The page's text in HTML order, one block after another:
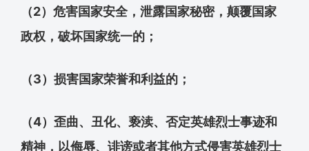
（2）危害国家安全，泄露国家秘密，颠覆国家
政权，破坏国家统一的；
（3）损害国家荣誉和利益的；
（4）歪曲、丑化、亵渎、否定英雄烈士事迹和
精神，以侮辱、诽谤或者其他方式侵害英雄烈士